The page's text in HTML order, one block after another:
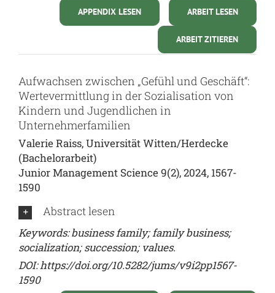
ARBEIT LESEN
APPENDIX LESEN
ARBEIT ZITIEREN
Aufwachsen zwischen „Gefühl und Geschäft“:
Wertevermittlung in der Sozialisation von
Kindern und Jugendlichen in
Unternehmerfamilien
Valerie Raiss, Universität Witten/Herdecke
(Bachelorarbeit)
Junior Management Science 9(2), 2024, 1567-
1590
Abstract lesen
Keywords: business family; family business;
socialization; succession; values.
DOI:https://doi.org/10.5282/jums/v9i2pp1567-
1590